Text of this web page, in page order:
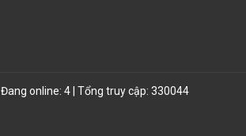
Đang online: 4 | Tổng truy cập: 330044